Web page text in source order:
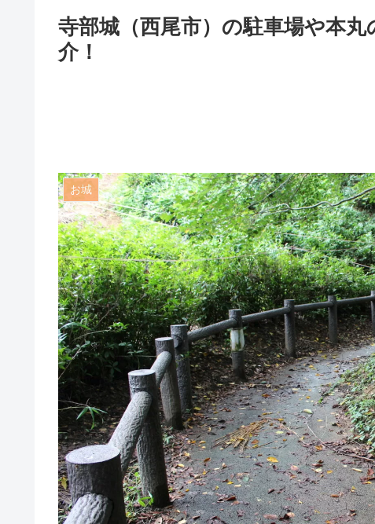
寺部城（西尾市）の駐車場や本
介！
お城